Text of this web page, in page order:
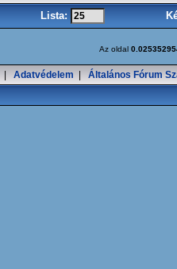
Lista:
Az oldal
Adatvédelem Általános Fórum